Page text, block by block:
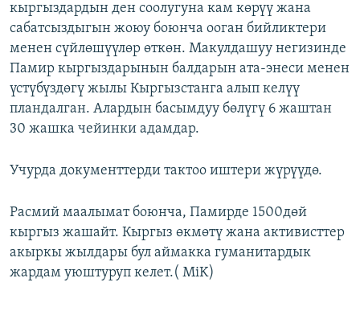
кыргыздардын ден соолугуна кам көрүү жана
сабатсыздыгын жоюу боюнча ооган бийликтери
менен сүйлөшүүлөр өткөн. Макулдашуу негизинде
Памир кыргыздарынын балдарын ата-энеси менен
үстүбүздөгү жылы Кыргызстанга алып келүү
пландалган. Алардын басымдуу бөлүгү 6 жаштан
30 жашка чейинки адамдар.
Учурда документтерди тактоо иштери жүрүүдө.
Расмий маалымат боюнча, Памирде 1500дөй
кыргыз жашайт. Кыргыз өкмөтү жана активисттер
акыркы жылдары бул аймакка гуманитардык
жардам уюштуруп келет.( MiK)